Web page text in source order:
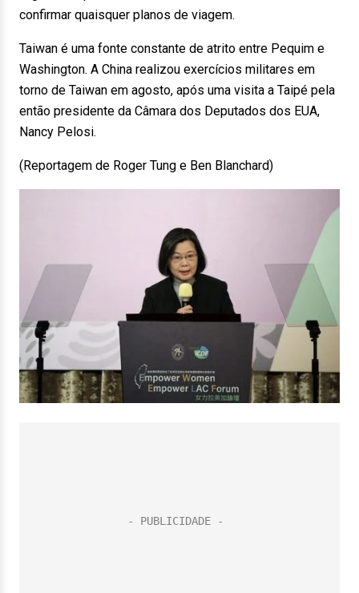
confirmar quaisquer planos de viagem.
Taiwan é uma fonte constante de atrito entre Pequim e
Washington. A China realizou exercícios militares em
torno de Taiwan em agosto, após uma visita a Taipé pela
então presidente da Câmara dos Deputados dos EUA,
Nancy Pelosi.
(Reportagem de Roger Tung e Ben Blanchard)